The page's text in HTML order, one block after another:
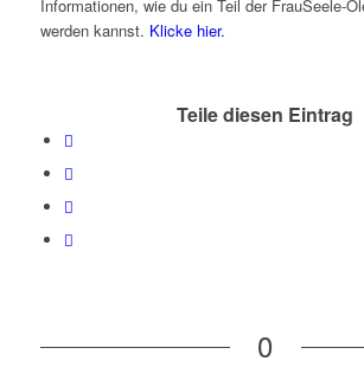
Informationen, wie du ein Teil der FrauSeele-
werden kannst. Klicke hier.
Teile diesen Eintrag
0